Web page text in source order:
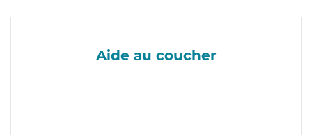
Aide au coucher